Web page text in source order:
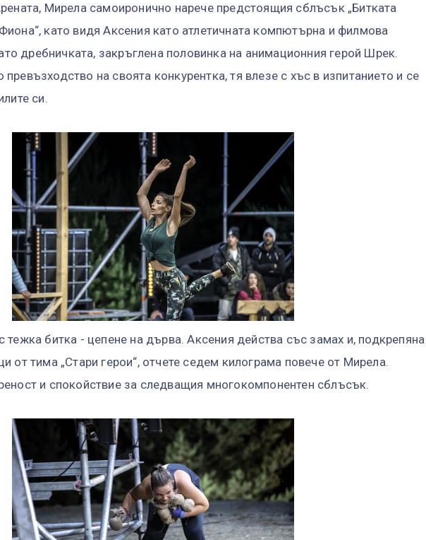
Мирела самоиронично нарече предстоящия сблъсък „Битката
като видя Аксения като атлетичната компютърна и филмова
дребничката, закръглена половинка на анимационния герой Шрек.
на своята конкурентка, тя влезе с хъс в изпитанието и се
си.
тежка битка - цепене на дърва. Аксения действа със замах и, подкрепяна
от тима „Стари герои“, отчете седем килограма повече от Мирела.
и спокойствие за следващия многокомпонентен сблъсък.